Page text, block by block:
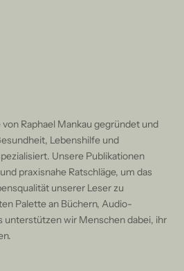
Raphael Mankau gegründet und
Lebenshilfe und
Unsere Publikationen
praxisnahe Ratschläge, um das
unserer Leser zu
Palette an Büchern, Audio-
unterstützen wir Menschen dabei, ihr